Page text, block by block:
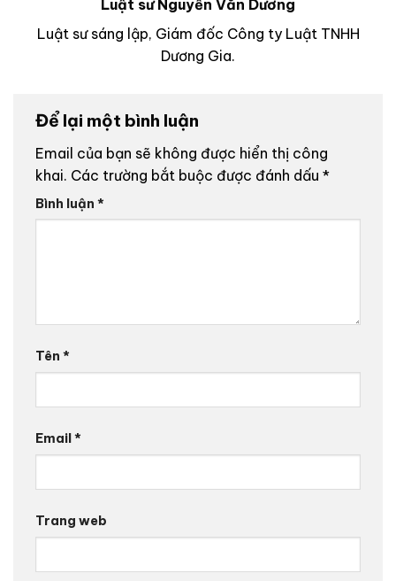
Luật sư Nguyễn Văn Dương
Luật sư sáng lập, Giám đốc Công ty Luật TNHH
Dương Gia.
Để lại một bình luận
Email của bạn sẽ không được hiển thị công
khai. Các trường bắt buộc được đánh dấu *
Bình luận *
Tên *
Email*
Trang web